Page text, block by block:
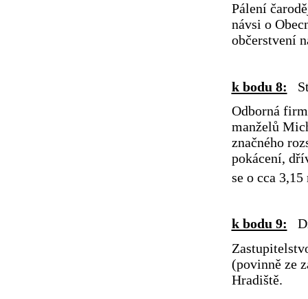
Pálení
návsi o
občerstvení
k bodu 8:
Odborná
manželů
značného
pokácení,
se o cca 3,15
k bodu 9:
(povinně ze
Hradiště.